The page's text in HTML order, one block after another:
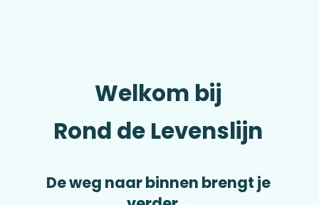
Welkom bij
Rond de Levenslijn
De weg naar binnen brengt je